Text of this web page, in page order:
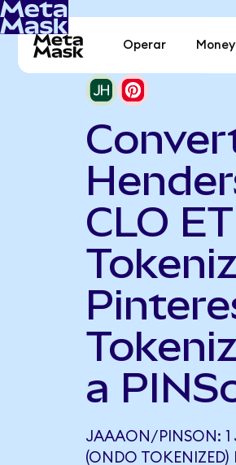
Operar Money
CLO
a
JAAAON/PINSON: 1
(ONDO TOKENIZED)